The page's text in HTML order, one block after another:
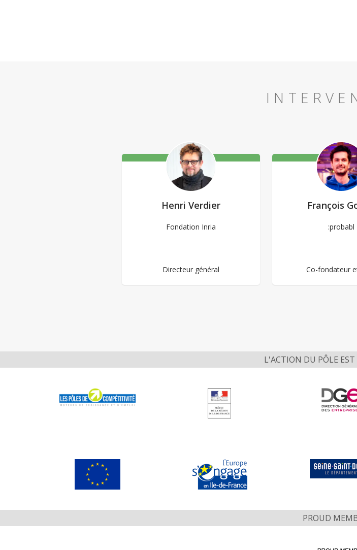
Henri Verdier
Fondation Inria
Directeur général
François
:probabl
Co-fondateur
L'ACTION DU PÔLE
PROUD